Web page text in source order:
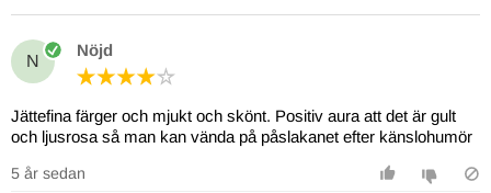
N
Nöjd
Jättefina färger och mjukt och skönt. Positiv aura att det är gult
och ljusrosa så man kan vända på påslakanet efter känslohumör
5 år sedan